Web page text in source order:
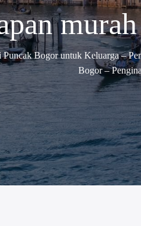
Puncak Bogor untuk Keluarga –
Bogor –